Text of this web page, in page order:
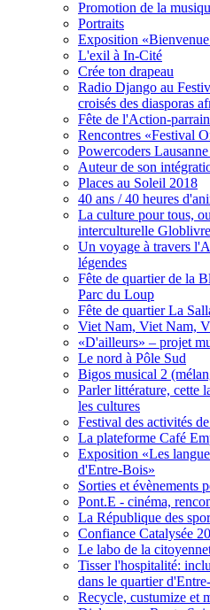
Promotion de la
Portraits
Exposition «Bienvenue
L'exil à In-Cité
Crée ton drapeau
Radio Django au
croisés des diasporas
Fête de l'Action-
Rencontres «Festival
Powercoders
Auteur de son
Places au Soleil 2018
40 ans / 40 heures
La culture pour tous,
interculturelle
Un voyage à travers
légendes
Fête de quartier de la
Parc du Loup
Fête de quartier La
Viet Nam, Viet Nam,
«D'ailleurs» – projet
Le nord à Pôle Sud
Bigos musical 2
Parler littérature, cette
les cultures
Festival des activités
La plateforme Café
Exposition «Les
d'Entre-Bois»
Sorties et évènements
Pont.E - cinéma,
La République des
Confiance Catalysée
Le labo de la
Tisser l'hospitalité:
dans le quartier
Recycle, custumize et